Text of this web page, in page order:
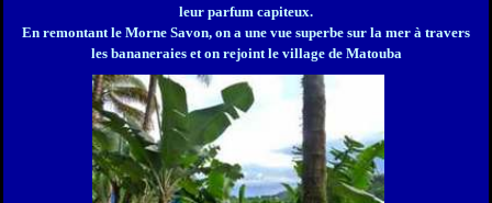
leur parfum capiteux.
En remontant le Morne Savon, on a une vue superbe sur la mer à travers
les bananeraies et on rejoint le village de Matouba